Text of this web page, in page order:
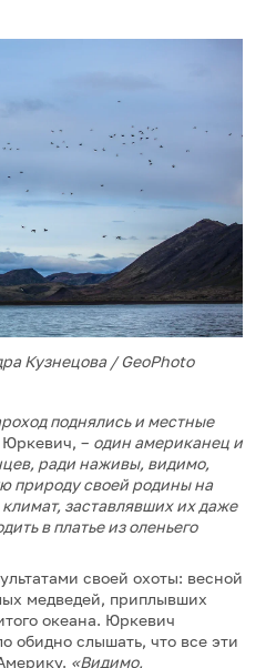
Кузнецова / GeoPhoto
поднялись и местные
Юркевич, – один американец и
ради наживы, видимо,
природу своей родины на
заставлявших их даже
в платье из оленьего
своей охоты: весной
медведей, приплывших
океана. Юркевич
обидно слышать, что все эти
«Видимо,